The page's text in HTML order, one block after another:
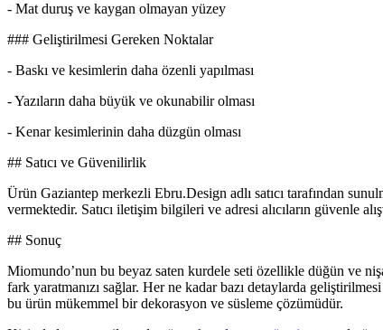
- Mat duruş ve kaygan olmayan yüzey
### Geliştirilmesi Gereken Noktalar
- Baskı ve kesimlerin daha özenli yapılması
- Yazıların daha büyük ve okunabilir olması
- Kenar kesimlerinin daha düzgün olması
## Satıcı ve Güvenilirlik
Ürün Gaziantep merkezli Ebru.Design adlı satıcı tarafından
vermektedir. Satıcı iletişim bilgileri ve adresi alıcıların güvenle
## Sonuç
Miomundo’nun bu beyaz saten kurdele seti özellikle düğün ve
fark yaratmanızı sağlar. Her ne kadar bazı detaylarda
bu ürün mükemmel bir dekorasyon ve süsleme çözümüdür.